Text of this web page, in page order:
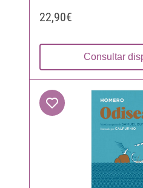
22,90€
Consultar